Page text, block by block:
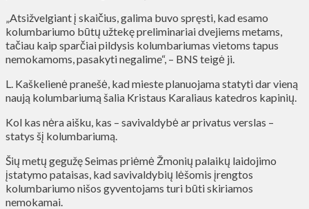
„Atsižvelgiant į skaičius, galima buvo spręsti, kad esamo
kolumbariumo būtų užtekę preliminariai dvejiems metams,
tačiau kaip sparčiai pildysis kolumbariumas vietoms tapus
nemokamoms, pasakyti negalime“, – BNS teigė ji.
L. Kaškelienė pranešė, kad mieste planuojama statyti dar vieną
naują kolumbariumą šalia Kristaus Karaliaus katedros kapinių.
Kol kas nėra aišku, kas – savivaldybė ar privatus verslas –
statys šį kolumbariumą.
Šių metų gegužę Seimas priėmė Žmonių palaikų laidojimo
įstatymo pataisas, kad savivaldybių lėšomis įrengtos
kolumbariumo nišos gyventojams turi būti skiriamos
nemokamai.